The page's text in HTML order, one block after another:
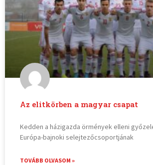
Az elitkörben a magyar csapat
Kedden a házigazda örmények elleni
Európa-bajnoki selejtezőcsoportjának
TOVÁBB OLVASOM »